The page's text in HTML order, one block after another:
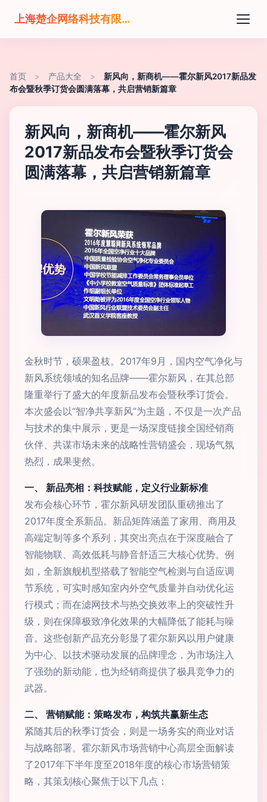
上海楚企网络科技有限公司
首页 > 产品大全 >
新风向，新商机——霍尔新风2017新品发
布会暨秋季订货会圆满落幕，共启营销新篇章
新风向，新商机——霍尔新风
2017新品发布会暨秋季订货会
圆满落幕，共启营销新篇章
金秋时节，硕果盈枝。2017年9月，国内空气净化与
新风系统领域的知名品牌——霍尔新风，在其总部
隆重举行了盛大的年度新品发布会暨秋季订货会。
本次盛会以“智净共享新风”为主题，不仅是一次产品
与技术的集中展示，更是一场深度链接全国经销商
伙伴、共谋市场未来的战略性营销盛会，现场气氛
热烈，成果斐然。
一、 新品亮相：科技赋能，定义行业新标准
发布会核心环节，霍尔新风研发团队重磅推出了
2017年度全系新品。新品矩阵涵盖了家用、商用及
高端定制等多个系列，其突出亮点在于深度融合了
智能物联、高效低耗与静音舒适三大核心优势。例
如，全新旗舰机型搭载了智能空气检测与自适应调
节系统，可实时感知室内外空气质量并自动优化运
行模式；而在滤网技术与热交换效率上的突破性升
级，则在保障极致净化效果的大幅降低了能耗与噪
音。这些创新产品充分彰显了霍尔新风以用户健康
为中心、以技术驱动发展的品牌理念，为市场注入
了强劲的新动能，也为经销商提供了极具竞争力的
武器。
二、 营销赋能：策略发布，构筑共赢新生态
紧随其后的秋季订货会，则是一场务实的商业对话
与战略部署。霍尔新风市场营销中心高层全面解读
了2017年下半年度至2018年度的核心市场营销策
略，其策划核心聚焦于以下几点：